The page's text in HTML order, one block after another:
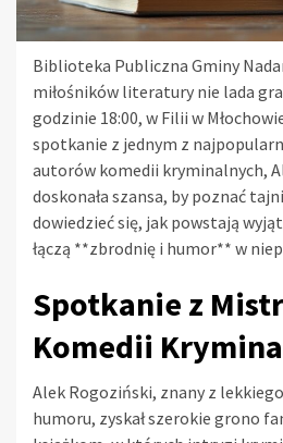
Biblioteka Publiczna Gminy
miłośników literatury nie lada
godzinie 18:00, w Filii w
spotkanie z jednym z
autorów komedii kryminalnych,
doskonała szansa, by poznać
dowiedzieć się, jak powstają
łączą **zbrodnię i humor** w
Spotkanie z
Komedii
Alek Rogoziński, znany z
humoru, zyskał szerokie grono